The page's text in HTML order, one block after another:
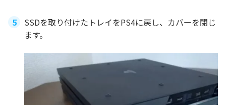
SSDを取り付けたトレイをPS4に戻し、カバーを閉じ
ます。